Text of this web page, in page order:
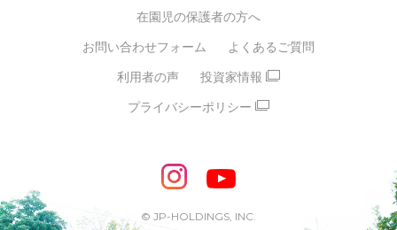
バイリンガル保育園
スポーツ保育園
モンテッソーリ式保育園
STEAMS保育・学童
えいご
めざせ！バイリンガル！
めざせ！アスリート教室
SDGsについて在園児の保護者の方へ
お問い合わせフォーム よくあるご質問
利用者の声 投資家情報
プライバシーポリシー
© JP-HOLDINGS, INC.